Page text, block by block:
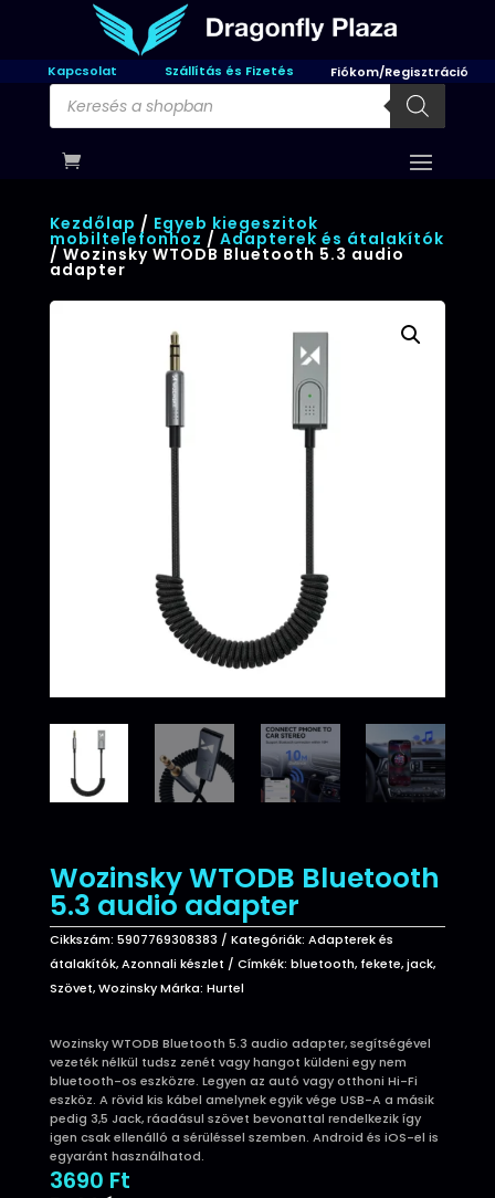
Kapcsolat Szállítás és Fizetés Fiókom/Regisztráció
Products
search
Kezdőlap / Egyeb kiegeszitok
mobiltelefonhoz / Adapterek és átalakítók
/ Wozinsky WTODB Bluetooth 5.3 audio
adapter
Wozinsky WTODB Bluetooth
5.3 audio adapter
Cikkszám: 5907769308383 Kategóriák: Adapterek és
átalakítók,Azonnali készlet Címkék: bluetooth, fekete,jack,
Szövet,Wozinsky Márka: Hurtel
Wozinsky WTODB Bluetooth 5.3 audio adapter, segítségével
vezeték nélkül tudsz zenét vagy hangot küldeni egy nem
bluetooth-os eszközre. Legyen az autó vagy otthoni Hi-Fi
eszköz. A rövid kis kábel amelynek egyik vége USB-A a másik
pedig 3,5 Jack, ráadásul szövet bevonattal rendelkezik így
igen csak ellenálló a sérüléssel szemben. Android és iOS-el is
egyaránt használhatod.
3690 Ft